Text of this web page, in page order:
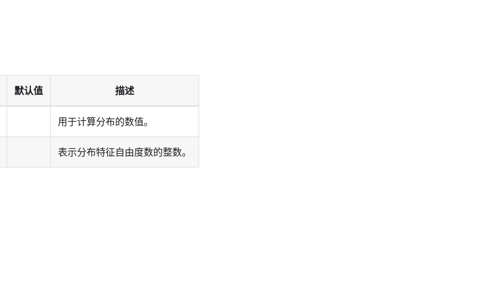
默认值 描述
用于计算分布的数值。
表示分布特征自由度数的整数。